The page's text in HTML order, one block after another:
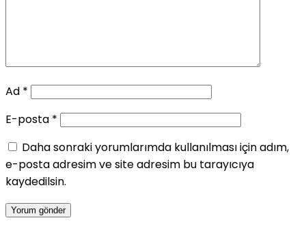
Ad *
E-posta *
Daha sonraki yorumlarımda kullanılması için adım,
e-posta adresim ve site adresim bu tarayıcıya
kaydedilsin.